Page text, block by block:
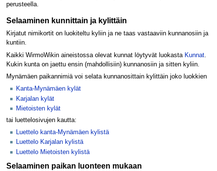
perusteella.
Selaaminen kunnittain ja kylittäin
Kirjatut nimikortit on luokiteltu kyliin ja ne taas vastaaviin kunnanosiin ja
kuntiin.
Kaikki WirmoWikin aineistossa olevat kunnat löytyvät luokasta Kunnat.
Kukin kunta on jaettu ensin (mahdollisiin) kunnanosiin ja sitten kyliin.
Mynämäen paikannimiä voi selata kunnanosittain kylittäin joko luokkien
Kanta-Mynämäen kylät
Karjalan kylät
Mietoisten kylät
tai luettelosivujen kautta:
Luettelo kanta-Mynämäen kylistä
Luettelo Karjalan kylistä
Luettelo Mietoisten kylistä
Selaaminen paikan luonteen mukaan